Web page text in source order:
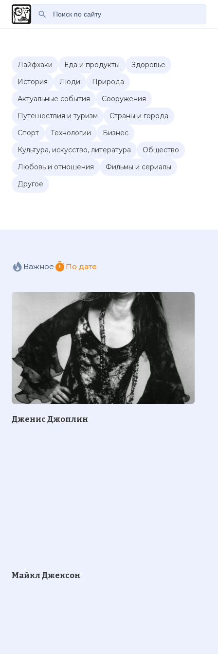
Лайфхаки Еда и продукты
Здоровье
История
Люди
Природа
Актуальные события
Сооружения
Путешествия и туризм
Страны и города
Спорт
Технологии
Бизнес
Культура, искусство, литература
Общество
Любовь и отношения
Фильмы и сериалы
Другое
Важное По дате
Дженис Джоплин
Майкл Джексон